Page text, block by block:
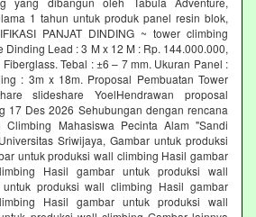
1 tahun untuk produk panel resin blok,
PANJAT DINDING ~ tower climbing
Lead : 3 M x 12 M : Rp. 144.000.000,
Tebal : ±6 – 7 mm. Ukuran Panel :
: 3m x 18m. Proposal Pembuatan Tower
slideshare YoelHendrawan proposal
17 Des 2026 Sehubungan dengan rencana
Climbing Mahasiswa Pecinta Alam "Sandi
Sriwijaya, Gambar untuk produksi
untuk produksi wall climbing Hasil gambar
Hasil gambar untuk produksi wall
produksi wall climbing Hasil gambar
Hasil gambar untuk produksi wall